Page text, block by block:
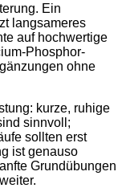
Ein
langsameres
auf hochwertige
Phosphor-
ohne
kurze, ruhige
sinnvoll;
sollten erst
ist genauso
Grundübungen